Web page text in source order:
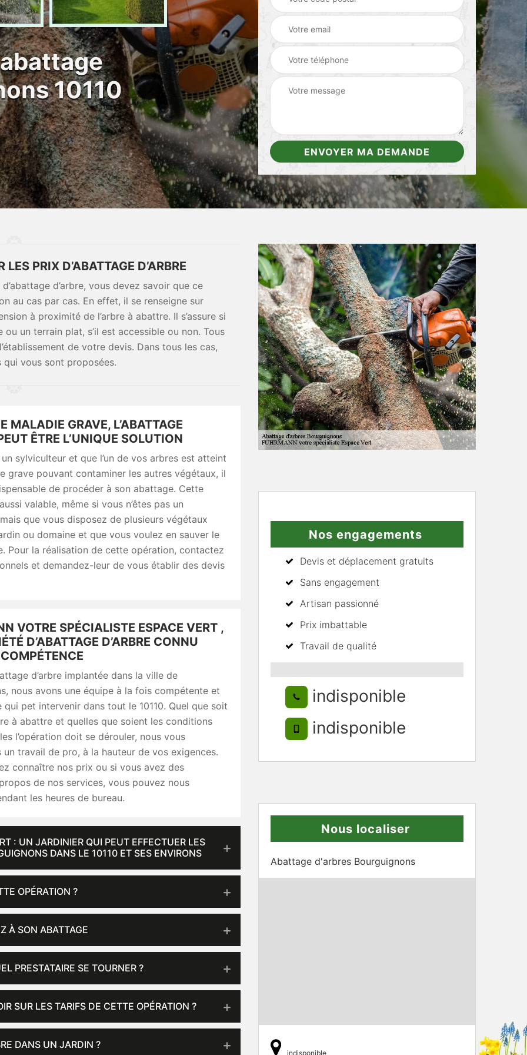
10110
PRIX D’ABATTAGE D’ARBRE
d’arbre, vous devez savoir que ce
au cas par cas. En effet, il se renseigne sur
à proximité de l’arbre à abattre. Il s’assure si
un terrain plat, s’il est accessible ou non. Tous
de votre devis. Dans tous les cas,
vous sont proposées.
MALADIE GRAVE, L’ABATTAGE
ÊTRE L’UNIQUE SOLUTION
sylviculteur et que l’un de vos arbres est atteint
grave pouvant contaminer les autres végétaux, il
de procéder à son abattage. Cette
valable, même si vous n’êtes pas un
que vous disposez de plusieurs végétaux
ou domaine et que vous voulez en sauver le
Pour la réalisation de cette opération, contactez
et demandez-leur de vous établir des devis
VOTRE SPÉCIALISTE ESPACE VERT ,
D’ABATTAGE D’ARBRE CONNU
d’arbre implantée dans la ville de
nous avons une équipe à la fois compétente et
qui pet intervenir dans tout le 10110. Quel que soit
à abattre et quelles que soient les conditions
l’opération doit se dérouler, nous vous
un travail de pro, à la hauteur de vos exigences.
connaître nos prix ou si vous avez des
de nos services, vous pouvez nous
les heures de bureau.
: UN JARDINIER QUI PEUT EFFECTUER LES
DANS LE 10110 ET SES ENVIRONS
OPÉRATION ?
À SON ABATTAGE
PRESTATAIRE SE TOURNER ?
SUR LES TARIFS DE CETTE OPÉRATION ?
DANS UN JARDIN ?
Nos engagements
Devis et déplacement gratuits
Sans engagement
Artisan passionné
Prix imbattable
Travail de qualité
indisponible
indisponible
Nous localiser
Abattage d'arbres Bourguignons
indisponible